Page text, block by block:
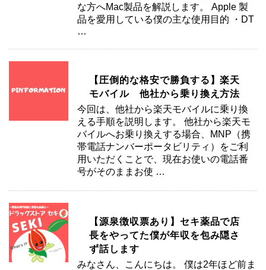
な方へMac製品を解説します。 Apple 製
品を愛用している僕の主な使用目的 ・DT
…
【圧倒的な格安で勝負する】楽天
モバイル 他社から乗り換え方法
今回は、他社から楽天モバイルに乗り換
える手順を説明します。 他社から楽天モ
バイルへお乗り換えする場合、MNP（携
帯電話ナンバーポータビリティ）をご利
用いただくことで、現在お使いの電話番
号がそのままお使 …
【源泉徴収票あり】セキ薬品で店
長をやってた僕が年収を包み隠さ
ず話します
みなさん、こんにちは。 僕は2年ほど前ま